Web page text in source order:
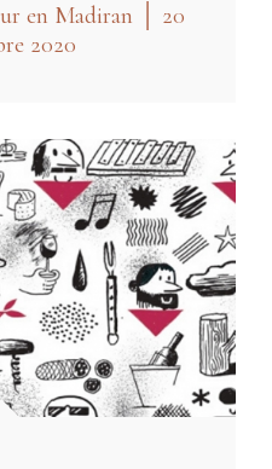
en Madiran │ 20
2020